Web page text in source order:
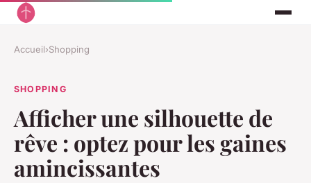
Accueil›Shopping
SHOPPING
Afficher une silhouette de
rêve : optez pour les gaines
amincissantes